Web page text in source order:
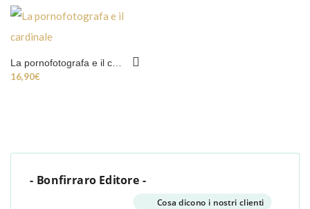
16,90€
- Bonfirraro Editore -
Cosa dicono i nostri clienti